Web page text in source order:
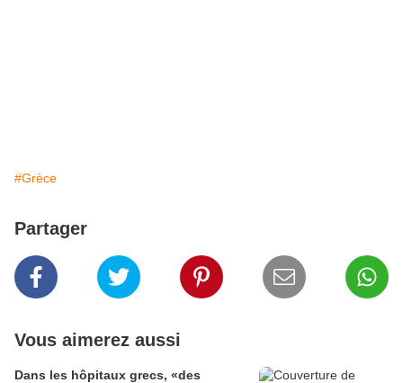
#Grèce
Partager
Vous aimerez aussi
Dans les hôpitaux grecs, «des